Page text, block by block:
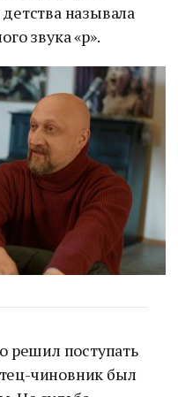
называла
звука «р».
решил поступать
чиновник был